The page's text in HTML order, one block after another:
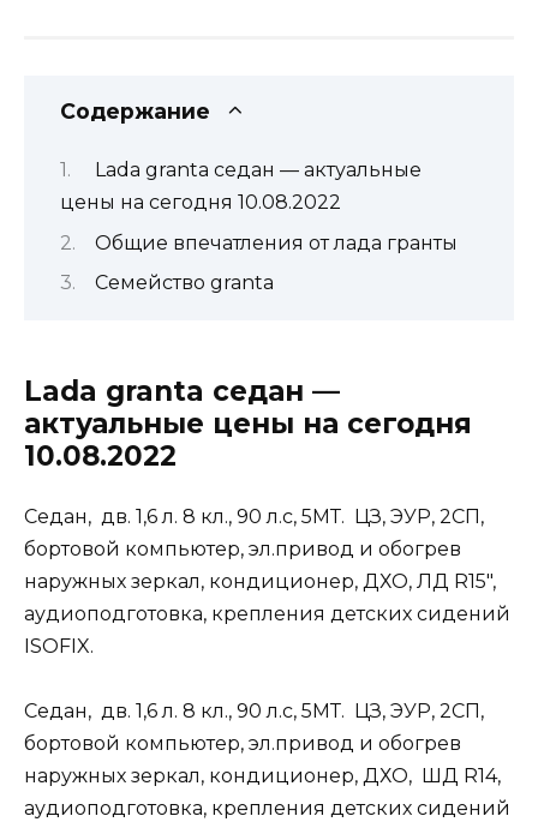
Содержание
Lada granta седан — актуальные
цены на сегодня 10.08.2022
Общие впечатления от лада гранты
Семейство granta
Lada granta седан —
актуальные цены на сегодня
10.08.2022
Седан, дв. 1,6 л. 8 кл., 90 л.с, 5МТ. ЦЗ, ЭУР, 2СП,
бортовой компьютер, эл.привод и обогрев
наружных зеркал, кондиционер, ДХО, ЛД R15″,
аудиоподготовка, крепления детских сидений
ISOFIX.
Седан, дв. 1,6 л. 8 кл., 90 л.с, 5МТ. ЦЗ, ЭУР, 2СП,
бортовой компьютер, эл.привод и обогрев
наружных зеркал, кондиционер, ДХО, ШД R14,
аудиоподготовка, крепления детских сидений